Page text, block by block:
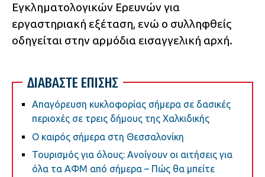
Εγκληματολογικών Ερευνών για
εργαστηριακή εξέταση, ενώ ο συλληφθείς
οδηγείται στην αρμόδια εισαγγελική αρχή.
ΔΙΑΒΑΣΤΕ ΕΠΙΣΗΣ
Απαγόρευση κυκλοφορίας σήμερα σε δασικές
περιοχές σε τρεις δήμους της Χαλκιδικής
Ο καιρός σήμερα στη Θεσσαλονίκη
Τουρισμός για όλους: Ανοίγουν οι αιτήσεις για
όλα τα ΑΦΜ από σήμερα – Πώς θα μπείτε